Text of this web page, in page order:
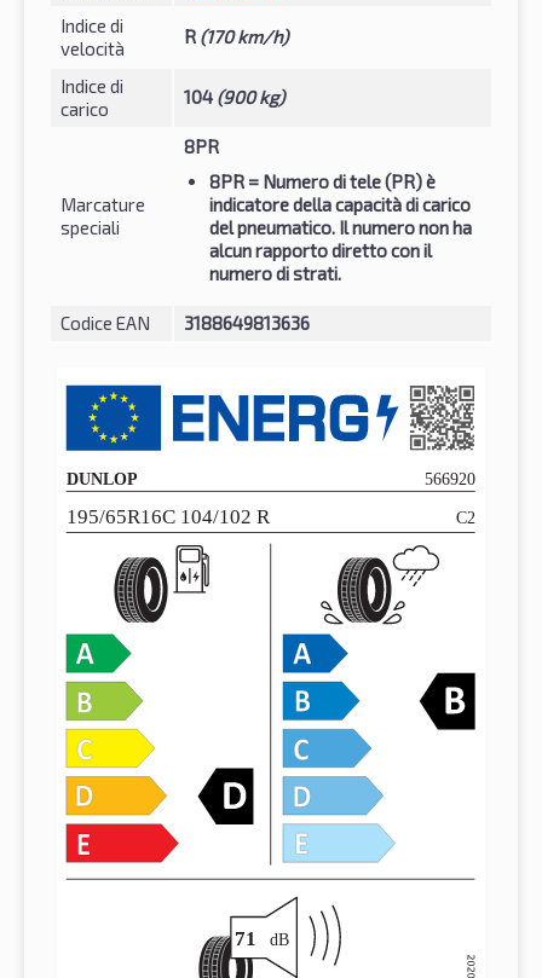
Indice di
velocità
R (170 km/h)
Indice di
carico
104 (900 kg)
Marcature
speciali
8PR
8PR = Numero di tele (PR) è
indicatore della capacità di carico
del pneumatico. Il numero non ha
alcun rapporto diretto con il
numero di strati.
Codice EAN 3188649813636